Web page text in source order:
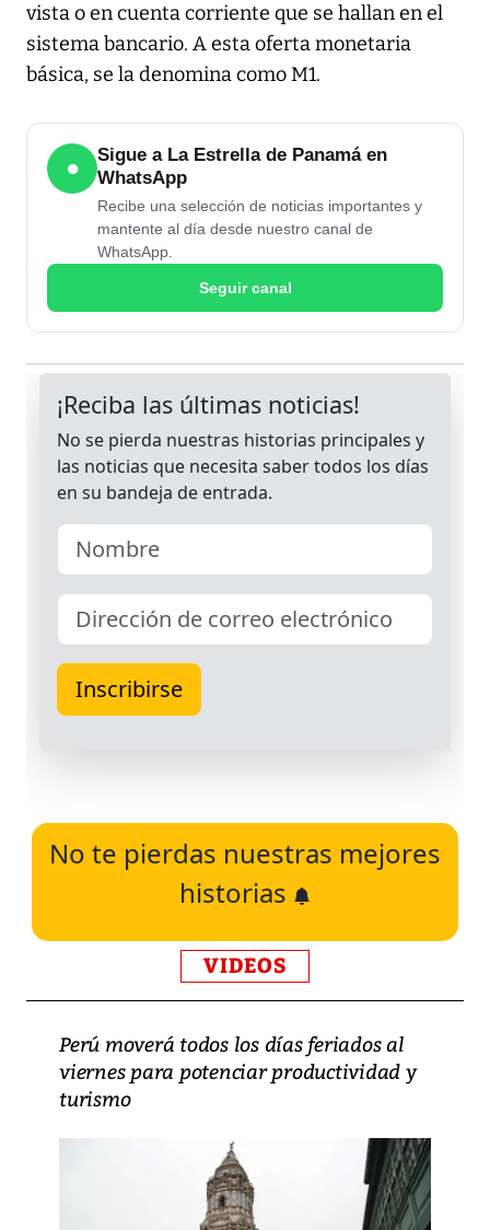
vista o en cuenta corriente que se hallan en el
sistema bancario. A esta oferta monetaria
básica, se la denomina como M1.
●
Sigue a La Estrella de Panamá en
WhatsApp
Recibe una selección de noticias importantes y
mantente al día desde nuestro canal de
WhatsApp.
Seguir canal
No te pierdas nuestras mejores
historias
VIDEOS
Perú moverá todos los días feriados al
viernes para potenciar productividad y
turismo